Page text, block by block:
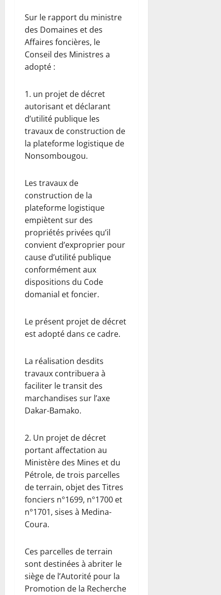
Sur le rapport du ministre
des Domaines et des
Affaires foncières, le
Conseil des Ministres a
adopté :
1. un projet de décret
autorisant et déclarant
d’utilité publique les
travaux de construction de
la plateforme logistique de
Nonsombougou.
Les travaux de
construction de la
plateforme logistique
empiètent sur des
propriétés privées qu’il
convient d’exproprier pour
cause d’utilité publique
conformément aux
dispositions du Code
domanial et foncier.
Le présent projet de décret
est adopté dans ce cadre.
La réalisation desdits
travaux contribuera à
faciliter le transit des
marchandises sur l’axe
Dakar-Bamako.
2. Un projet de décret
portant affectation au
Ministère des Mines et du
Pétrole, de trois parcelles
de terrain, objet des Titres
fonciers n°1699, n°1700 et
n°1701, sises à Medina-
Coura.
Ces parcelles de terrain
sont destinées à abriter le
siège de l’Autorité pour la
Promotion de la Recherche